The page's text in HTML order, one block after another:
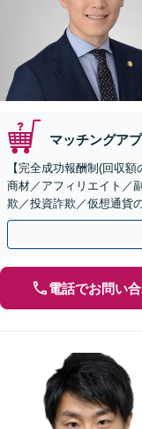
マッチングア
【完全成功報酬制(回収
商材／アフィリエイト／
欺／投資詐欺／仮想通貨
のみで解決も可能！
電話でお問い